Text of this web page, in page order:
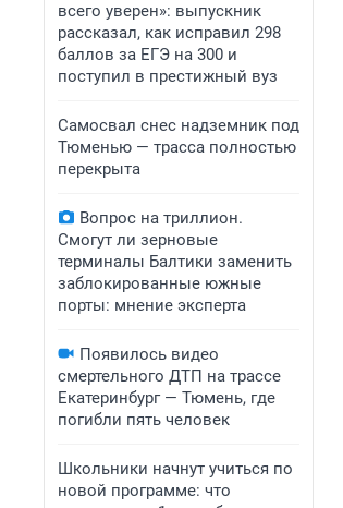
всего уверен»: выпускник
рассказал, как исправил 298
баллов за ЕГЭ на 300 и
поступил в престижный вуз
Самосвал снес надземник под
Тюменью — трасса полностью
перекрыта
Вопрос на триллион.
Смогут ли зерновые
терминалы Балтики заменить
заблокированные южные
порты: мнение эксперта
Появилось видео
смертельного ДТП на трассе
Екатеринбург — Тюмень, где
погибли пять человек
Школьники начнут учиться по
новой программе: что